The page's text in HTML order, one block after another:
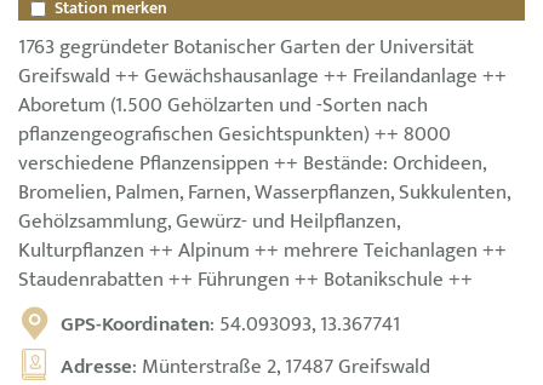
Station merken
1763 gegründeter Botanischer Garten der Universität
Greifswald ++ Gewächshausanlage ++ Freilandanlage ++
Aboretum (1.500 Gehölzarten und -Sorten nach
pflanzengeografischen Gesichtspunkten) ++ 8000
verschiedene Pflanzensippen ++ Bestände: Orchideen,
Bromelien, Palmen, Farnen, Wasserpflanzen, Sukkulenten,
Gehölzsammlung, Gewürz- und Heilpflanzen,
Kulturpflanzen ++ Alpinum ++ mehrere Teichanlagen ++
Staudenrabatten ++ Führungen ++ Botanikschule ++
GPS-Koordinaten: 54.093093, 13.367741
Adresse: Münterstraße 2, 17487 Greifswald